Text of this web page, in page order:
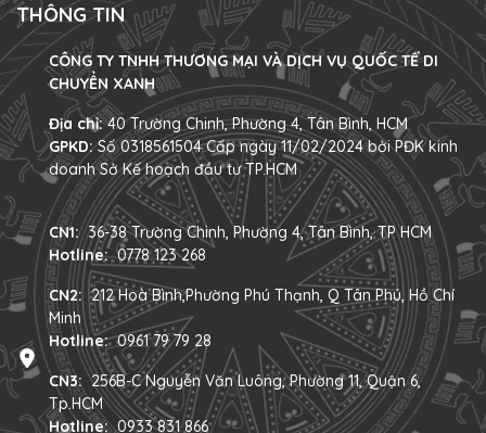
THÔNG TIN
CÔNG TY TNHH THƯƠNG MẠI VÀ DỊCH VỤ QUỐC TẾ DI
CHUYỂN XANH
Địa chỉ:40 Trường Chinh, Phường 4, Tân Bình, HCM
GPKD:Số 0318561504 Cấp ngày 11/02/2024 bởi PĐK kinh
doanh Sở Kế hoạch đầu tư TP.HCM
CN1: 36-38 Trường Chinh, Phường 4, Tân Bình, TP HCM
Hotline: 0778 123 268
CN2: 212 Hoà Bình,Phường Phú Thạnh, Q Tân Phú, Hồ Chí
Minh
Hotline: 0961 79 79 28
CN3: 256B-C Nguyễn Văn Luông, Phường 11, Quận 6,
Tp.HCM
Hotline: 0933 831 866